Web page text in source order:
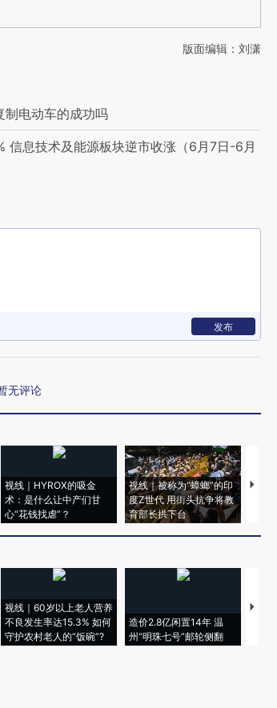
版面编辑：刘潇
制电动车的成功吗
信息技术及能源板块逆市收涨（6月7日-6月
发布
无评论
视线｜HYROX的吸金
术：是什么让中产们甘
心“花钱找虐”？
视线｜被称为“蟑螂”的印
度Z世代 用街头抗争将教
育部长拱下台
视线
视线｜60岁以上老人营养
不良发生率达15.3% 如何
守护农村老人的“饭碗”?
造价2.8亿闲置14年 温
州“明珠七号”邮轮侧翻
特朗
者“